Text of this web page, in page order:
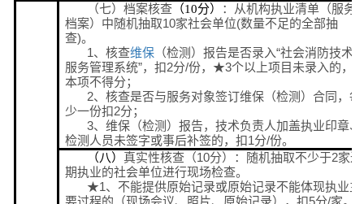
（七）档案核查 （10分）
：从机构执业清单（服务
档案）中随机抽取10家社会单位(数量不足的全部抽
查)。
1、核查维保 （检测）报告是否录入“社会消防技术
服务管理系统”，扣2分/份，★3个以上项目未录入的，
本项不得分；
2、核查是否与服务对象签订维保（检测）合同，每
少一份扣2分；
3、维保（检测）报告，技术负责人加盖执业印章、
检测人员未签字或事后补签的，扣1分/份。
（八） 真实性核查（10分）：随机抽取不少于2家近
期执业的社会单位进行现场检查。
★1、不能提供原始记录或原始记录不能体现执业主